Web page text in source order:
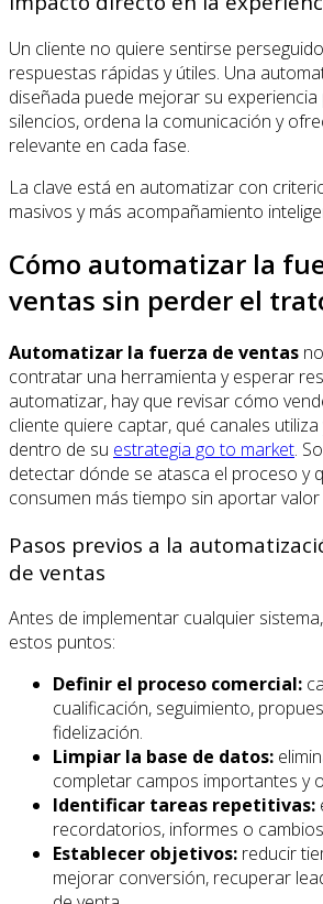
Un cliente no quiere sentirse
respuestas rápidas y útiles. Una
diseñada puede mejorar su
silencios, ordena la comunicación y
relevante en cada fase.
La clave está en automatizar con
masivos y más acompañamiento
Cómo automatizar la
ventas sin perder el
Automatizar la fuerza de ventas
contratar una herramienta y esperar
automatizar, hay que revisar cómo
cliente quiere captar, qué canales
dentro de su estrategia go to market.
detectar dónde se atasca el proceso y
consumen más tiempo sin aportar
Pasos previos a la
de ventas
Antes de implementar cualquier
estos puntos:
Definir el proceso comercial:
cualificación, seguimiento,
fidelización.
Limpiar la base de datos:
completar campos importantes y
Identificar tareas repetitivas:
recordatorios, informes o
Establecer objetivos: reducir
mejorar conversión, recuperar